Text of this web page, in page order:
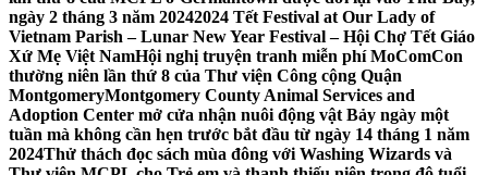
ngày 2 tháng 3 năm 20242024 Tết Festival at Our Lady of
Vietnam Parish – Lunar New Year Festival – Hội Chợ Tết Giáo
Xứ Mẹ Việt NamHội nghị truyện tranh miễn phí MoComCon
thường niên lần thứ 8 của Thư viện Công cộng Quận
MontgomeryMontgomery County Animal Services and
Adoption Center mở cửa nhận nuôi động vật Bảy ngày một
tuần mà không cần hẹn trước bắt đầu từ ngày 14 tháng 1 năm
2024Thử thách đọc sách mùa đông với Washing Wizards và